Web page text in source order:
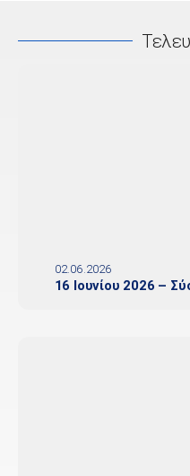
02.06.2026
16 Ιουνίου 2026 –